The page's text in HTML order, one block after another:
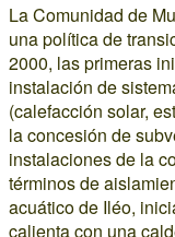
La Comunidad de
una política de
2000, las primeras
instalación de
(calefacción solar,
la concesión de
instalaciones de la
términos de
acuático de Iléo,
calienta con una